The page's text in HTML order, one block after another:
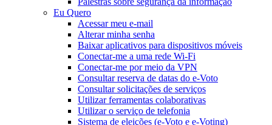
Eu Quero
Acessar meu e-mail
Alterar minha senha
Baixar aplicativos para dispositivos móveis
Conectar-me a uma rede Wi-Fi
Conectar-me por meio da VPN
Consultar reserva de datas do e-Voto
Consultar solicitações de serviços
Utilizar ferramentas colaborativas
Utilizar o serviço de telefonia
Sistema de eleições (e-Voto e e-Voting)